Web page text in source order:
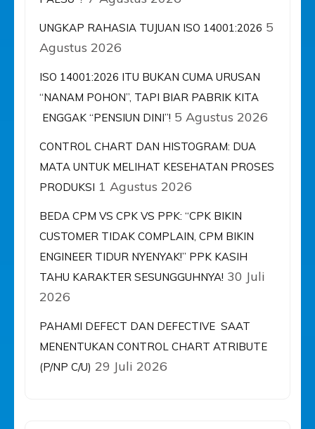
UNGKAP RAHASIA TUJUAN ISO 14001:2026 5
Agustus 2026
ISO 14001:2026 ITU BUKAN CUMA URUSAN
“NANAM POHON”, TAPI BIAR PABRIK KITA
ENGGAK “PENSIUN DINI”! 5 Agustus 2026
CONTROL CHART DAN HISTOGRAM: DUA
MATA UNTUK MELIHAT KESEHATAN PROSES
PRODUKSI 1 Agustus 2026
BEDA CPM VS CPK VS PPK: “CPK BIKIN
CUSTOMER TIDAK COMPLAIN, CPM BIKIN
ENGINEER TIDUR NYENYAK!” PPK KASIH
TAHU KARAKTER SESUNGGUHNYA! 30 Juli
2026
PAHAMI DEFECT DAN DEFECTIVE SAAT
MENENTUKAN CONTROL CHART ATRIBUTE
(P/NP C/U) 29 Juli 2026